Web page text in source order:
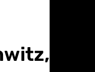
un